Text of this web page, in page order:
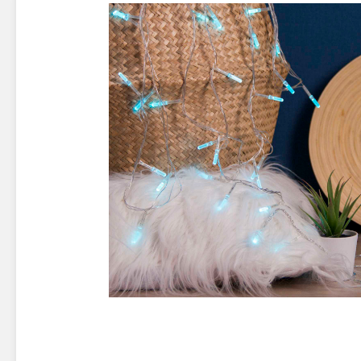
Новинки 2025/26
Фейерверки на свадьбу
Фейерверк-шоу
Батареи салютов
Цветной дым
Батареи салютов
Маленькие фейерверки
Средние фейерверки
Большие фейерверки
Супер-фейерверки
Корсары
Жуки
Цветной